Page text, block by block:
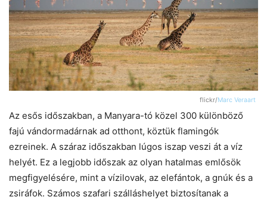
flickr/Marc Veraart
Az esős időszakban, a Manyara-tó közel 300 különböző
fajú vándormadárnak ad otthont, köztük flamingók
ezreinek. A száraz időszakban lúgos iszap veszi át a víz
helyét. Ez a legjobb időszak az olyan hatalmas emlősök
megfigyelésére, mint a vízilovak, az elefántok, a gnúk és a
zsiráfok. Számos szafari szálláshelyet biztosítanak a